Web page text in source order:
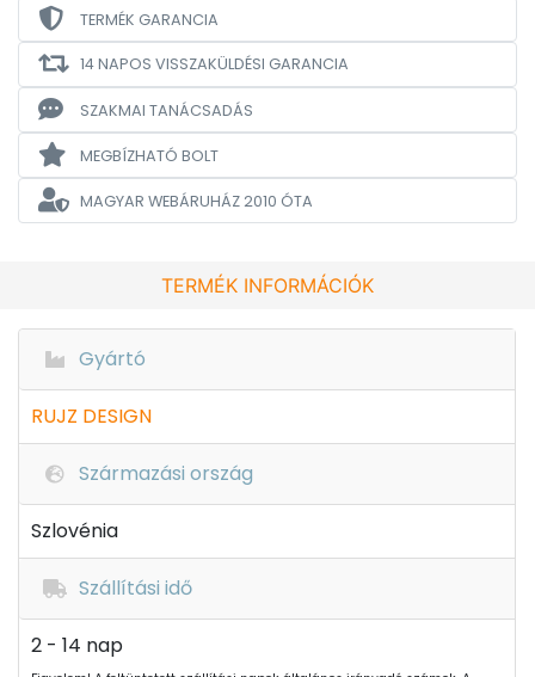
TERMÉK GARANCIA
14 NAPOS VISSZAKÜLDÉSI GARANCIA
SZAKMAI TANÁCSADÁS
MEGBÍZHATÓ BOLT
MAGYAR WEBÁRUHÁZ2010 ÓTA
TERMÉK INFORMÁCIÓK
Gyártó
RUJZ DESIGN
Származási ország
Szlovénia
Szállítási idő
2 - 14 nap